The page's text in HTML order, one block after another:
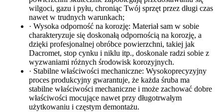
wilgoci, gazu i pyłu, chroniąc Twój sprzęt przez długi czas
nawet w trudnych warunkach;
· Wysoka odporność na korozję: Materiał sam w sobie
charakteryzuje się doskonałą odpornością na korozję, a
dzięki profesjonalnej obróbce powierzchni, takiej jak
Dacromet, stop cynku i niklu itp., doskonale radzi sobie z
wyzwaniami różnych środowisk korozyjnych.
· Stabilne właściwości mechaniczne: Wysokoprecyzyjny
proces produkcyjny gwarantuje, że każda śruba ma
stabilne właściwości mechaniczne i może zachować dobre
właściwości mocujące nawet przy długotrwałym
użytkowaniu i częstym demontażu.